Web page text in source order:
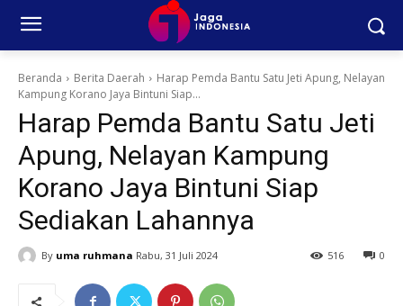
Beranda Berita Daerah
Harap Pemda Bantu Satu Jeti Apung, Nelayan
Kampung Korano Jaya Bintuni Siap...
Harap Pemda Bantu Satu Jeti
Apung, Nelayan Kampung
Korano Jaya Bintuni Siap
Sediakan Lahannya
By uma ruhmana Rabu, 31 Juli 2024 0
516